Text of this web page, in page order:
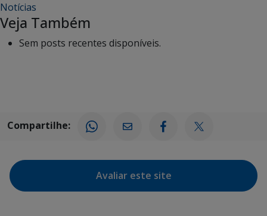
Notícias
Veja Também
Sem posts recentes disponíveis.
Compartilhe:
Avaliar este site